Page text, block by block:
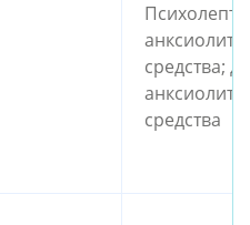
средства;
средства